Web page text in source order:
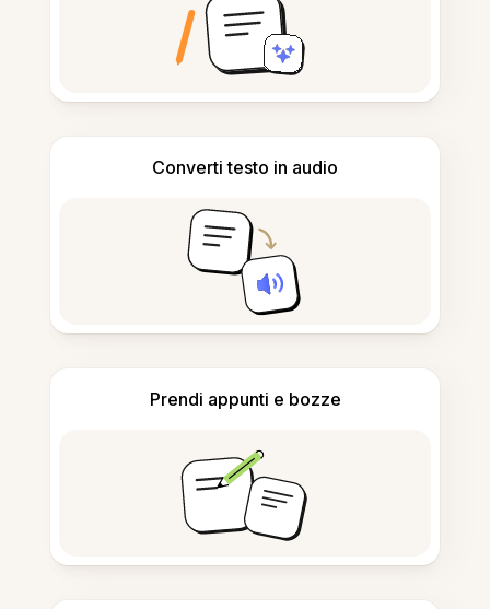
Converti testo in audio
Prendi appunti e bozze